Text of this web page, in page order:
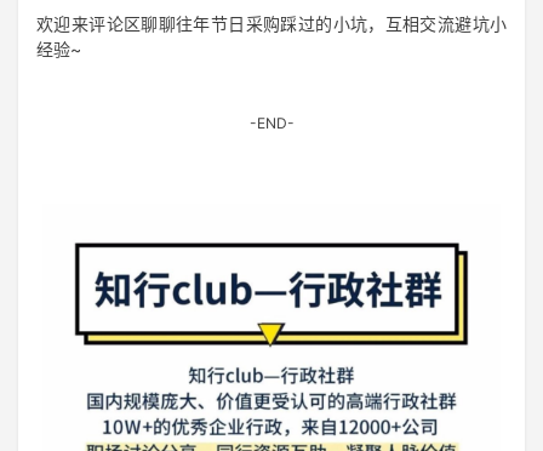
欢迎来评论区聊聊往年节日采购踩过的小坑，互相交流避坑小
经验~
-END-